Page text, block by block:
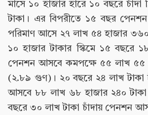
মাসে ১০ হাজার হারে ১০ বছরে চাঁদা
টাকা। এর বিপরীতে ১৫ বছর পেনশন
পরিমাণ আসে ২৭ লাখ ৫৪ হাজার
১০ হাজার টাকার স্কিমে ১৫ বছরে
পেনশন আসবে কমপক্ষে ৫৫ লাখ ৫৫
(২.৮৯ গুণ)। ২০ বছরে ২৪ লাখ টাকা
আসবে ৮৮ লাখ ৬৮ হাজার ২৪০
বছরে ৩০ লাখ টাকা চাঁদায় পেনশন